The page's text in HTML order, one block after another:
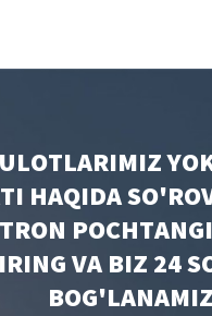
HAQIDA
VA BIZ 24